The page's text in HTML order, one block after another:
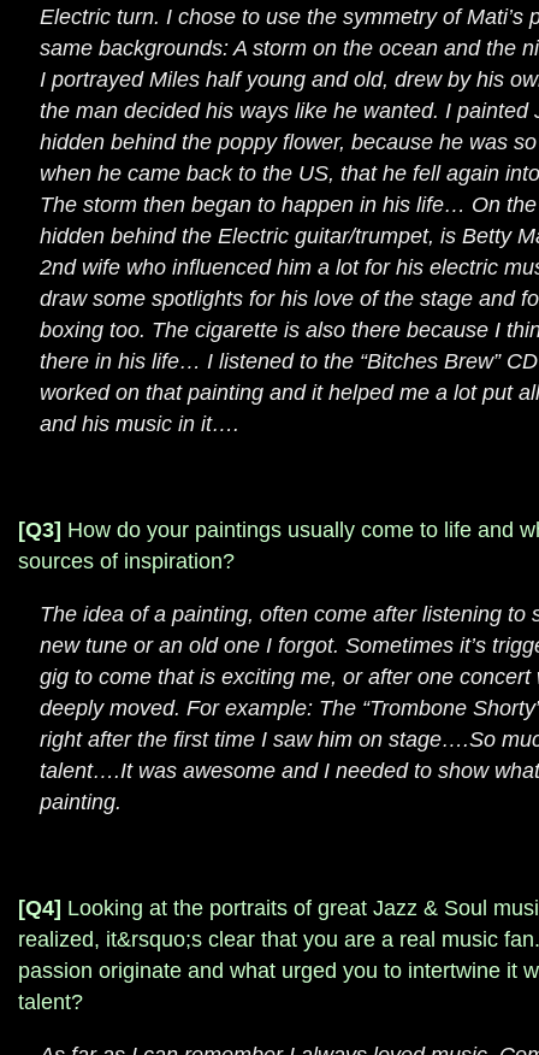
Electric turn. I chose to use the symmetry of Mati’s
same backgrounds: A storm on the ocean and the
I portrayed Miles half young and old, drew by his
the man decided his ways like he wanted. I painted
hidden behind the poppy flower, because he was
when he came back to the US, that he fell again
The storm then began to happen in his life… On
hidden behind the Electric guitar/trumpet, is Betty
2nd wife who influenced him a lot for his electric
draw some spotlights for his love of the stage and
boxing too. The cigarette is also there because I
there in his life… I listened to the “Bitches Brew”
worked on that painting and it helped me a lot put
and his music in it….
[Q3] How do your paintings usually come to life and
sources of inspiration?
The idea of a painting, often come after listening to
new tune or an old one I forgot. Sometimes it’s
gig to come that is exciting me, or after one concert
deeply moved. For example: The “Trombone
right after the first time I saw him on stage….So
talent….It was awesome and I needed to show
painting.
[Q4] Looking at the portraits of great Jazz & Soul
realized, it&rsquo;s clear that you are a real music
passion originate and what urged you to intertwine it
talent?